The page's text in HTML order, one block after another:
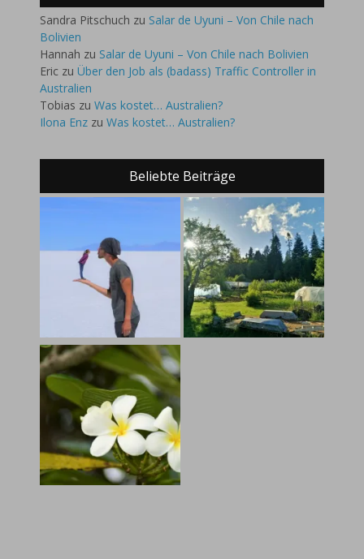
Sandra Pitschuch zu Salar de Uyuni – Von Chile nach
Bolivien
Hannah zu Salar de Uyuni – Von Chile nach Bolivien
Eric zu Über den Job als (badass) Traffic Controller in
Australien
Tobias zu Was kostet… Australien?
Ilona Enz zu Was kostet… Australien?
Beliebte Beiträge